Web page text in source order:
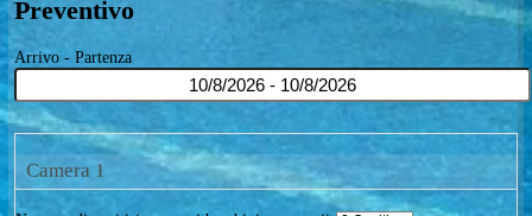
Piscina-Pizzeria /braceria-Attività-Servizio Spiaggia-
Piscina-WiFi-Animali Ammessi-Animazione-Aria
Condizionata
Bar -Ristorante - Parcheggio Biberoneria
Intolleranze Alimentari